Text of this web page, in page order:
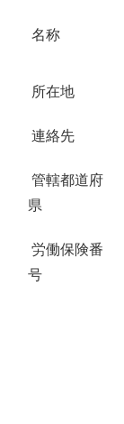
名称
所在地
連絡先
管轄都道府
県
労働保険番
号